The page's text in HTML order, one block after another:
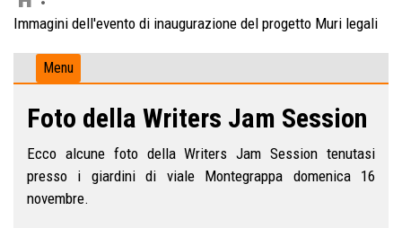
Immagini dell'evento di inaugurazione del progetto Muri legali
Menu
Foto della Writers Jam Session
Ecco alcune foto della Writers Jam Session tenutasi
presso i giardini di viale Montegrappa domenica 16
novembre.